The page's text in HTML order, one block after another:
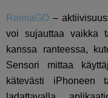
ReimaGO –
voi sujauttaa vaikka
kanssa ranteessa,
Sensori mittaa
kätevästi iPhoneen